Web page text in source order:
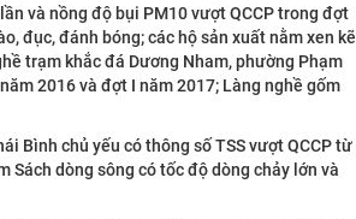
và nồng độ bụi PM10 vượt QCCP trong đợt
đục, đánh bóng; các hộ sản xuất nằm xen kẽ
trạm khắc đá Dương Nham, phường Phạm
2016 và đợt I năm 2017; Làng nghề gốm
Bình chủ yếu có thông số TSS vượt QCCP từ
Sách dòng sông có tốc độ dòng chảy lớn và